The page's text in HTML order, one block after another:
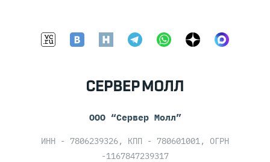
ООО “Сервер Молл”
ИНН - 7806239326, КПП - 780601001, ОГРН
-1167847239317